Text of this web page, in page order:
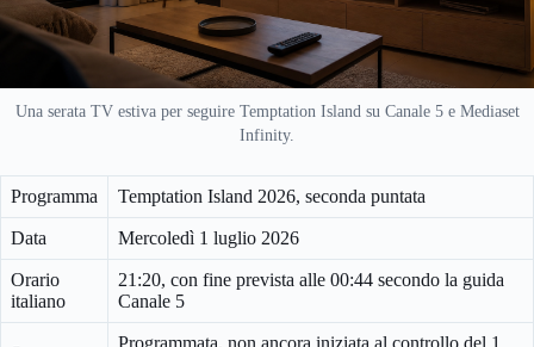
Una serata TV estiva per seguire Temptation Island su Canale 5 e Mediaset
Infinity.
Programma Temptation Island 2026, seconda puntata
Data Mercoledì 1 luglio 2026
Orario
italiano
21:20, con fine prevista alle 00:44 secondo la guida
Canale 5
Programmata, non ancora iniziata al controllo del 1